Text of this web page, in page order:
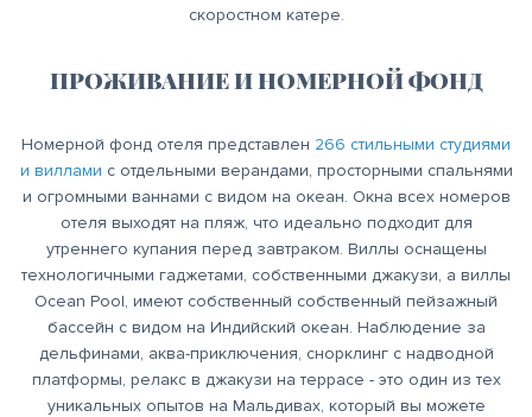
скоростном катере.
ПРОЖИВАНИЕ И НОМЕРНОЙ ФОНД
Номерной фонд отеля представлен 266 стильными студиями
и виллами с отдельными верандами, просторными спальнями
и огромными ваннами с видом на океан. Окна всех номеров
отеля выходят на пляж, что идеально подходит для
утреннего купания перед завтраком. Виллы оснащены
технологичными гаджетами, собственными джакузи, а виллы
Ocean Pool, имеют собственный собственный пейзажный
бассейн с видом на Индийский океан. Наблюдение за
дельфинами, аква-приключения, снорклинг с надводной
платформы, релакс в джакузи на террасе - это один из тех
уникальных опытов на Мальдивах, который вы можете